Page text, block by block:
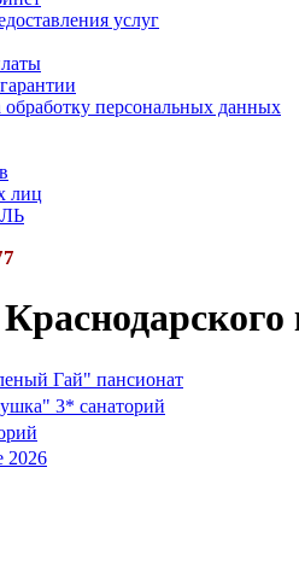
услуг
обработку персональных данных
лиц
Гай" пансионат
3* санаторий